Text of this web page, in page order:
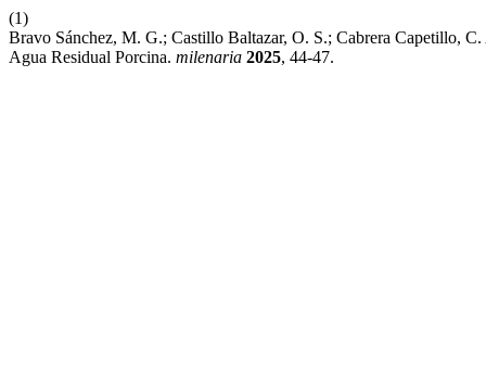
(1)
Bravo Sánchez, M. G.; Castillo Baltazar, O. S.; Cabrera Capetillo,
Agua Residual Porcina. milenaria 2025, 44-47.